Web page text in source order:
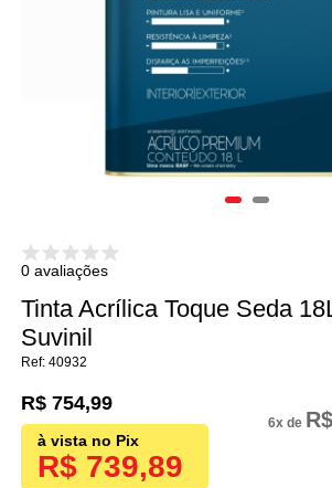
0 avaliações
Tinta Acrílica Toque Seda
Suvinil
40932
R$ 739,89
R$ 754,99
6x de